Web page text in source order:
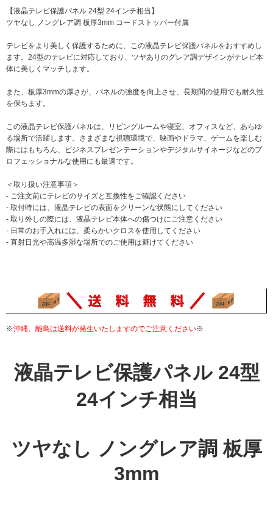
【液晶テレビ保護パネル 24型 24インチ相当】
ツヤなし ノングレア調 板厚3mm コードストッパー付属
テレビをより美しく保護するために、この液晶テレビ保護パネルをおすすめし
ます。24型のテレビに対応しており、ツヤありのグレア調デザインがテレビ本
体に美しくマッチします。
また、板厚3mmの厚さが、パネルの強度を向上させ、長期間の使用でも耐久性
を保ちます。
この液晶テレビ保護パネルは、リビングルームや寝室、オフィスなど、あらゆ
る場所で活躍します。さまざまな視聴環境で、映画やドラマ、ゲームを楽しむ
際にはもちろん、ビジネスプレゼンテーションやデジタルサイネージなどのプ
ロフェッショナルな使用にも最適です。
＜取り扱い注意事項＞
- ご注文前にテレビのサイズと互換性をご確認ください
- 取付時には、液晶テレビの表面をクリーンな状態にしてください
- 取り外しの際には、液晶テレビ本体への傷つけにご注意ください
- 日常のお手入れには、柔らかいクロスを使用してください
- 直射日光や高温多湿な場所でのご使用は避けてください
※沖縄、離島は送料が発生いたしますのでご注意ください※
液晶テレビ保護パネル 24型
24インチ相当
ツヤなし ノングレア調 板厚
3mm